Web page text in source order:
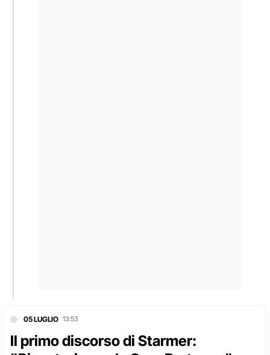
05 LUGLIO 13:53
Il primo discorso di Starmer: